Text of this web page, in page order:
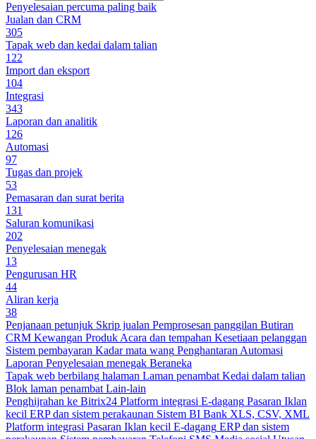
Penyelesaian percuma paling baik
Jualan dan CRM
305
Tapak web dan kedai dalam talian
122
Import dan eksport
104
Integrasi
343
Laporan dan analitik
126
Automasi
97
Tugas dan projek
53
Pemasaran dan surat berita
131
Saluran komunikasi
202
Penyelesaian menegak
13
Pengurusan HR
44
Aliran kerja
38
Penjanaan petunjuk Skrip jualan Pemprosesan panggilan Butiran
CRM Kewangan Produk Acara dan tempahan Kesetiaan pelanggan
Sistem pembayaran Kadar mata wang Penghantaran Automasi
Laporan Penyelesaian menegak Beraneka
Tapak web berbilang halaman Laman penambat Kedai dalam talian
Blok laman penambat Lain-lain
Penghijrahan ke Bitrix24 Platform integrasi E-dagang Pasaran Iklan
kecil ERP dan sistem perakaunan Sistem BI Bank XLS, CSV, XML
Platform integrasi Pasaran Iklan kecil E-dagang ERP dan sistem